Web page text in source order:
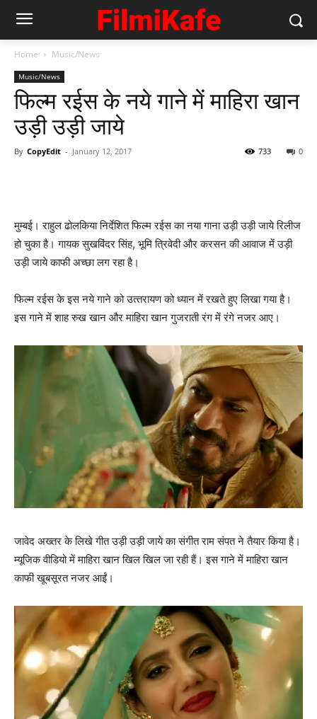
Home Music/News
Music/News
फिल्‍म रईस के नये गाने में माहिरा खान
उड़ी उड़ी जाये
By CopyEdit - January 12, 2017 0
733
मुम्‍बई। राहुल ढोलकिया निर्देशित फिल्‍म रईस का नया गाना उड़ी उड़ी जाये रिलीज
हो चुका है। गायक सुखविंदर सिंह, भूमि त्रिवेदी और करसन की आवाज में उड़ी
उड़ी जाये काफी अच्‍छा लग रहा है।
फिल्‍म रईस के इस नये गाने को उत्‍तरायण को ध्‍यान में रखते हुए लिखा गया है।
इस गाने में शाह रुख खान और माहिरा खान गुजराती रंग में रंगे नजर आए।
जावेद अख्‍तर के लिखे गीत उड़ी उड़ी जाये का संगीत राम संपत ने तैयार किया है।
म्‍यूजिक वीडियो में माहिरा खान खिल खिल जा रही हैं। इस गाने में माहिरा खान
काफी खूबसूरत नजर आईं।